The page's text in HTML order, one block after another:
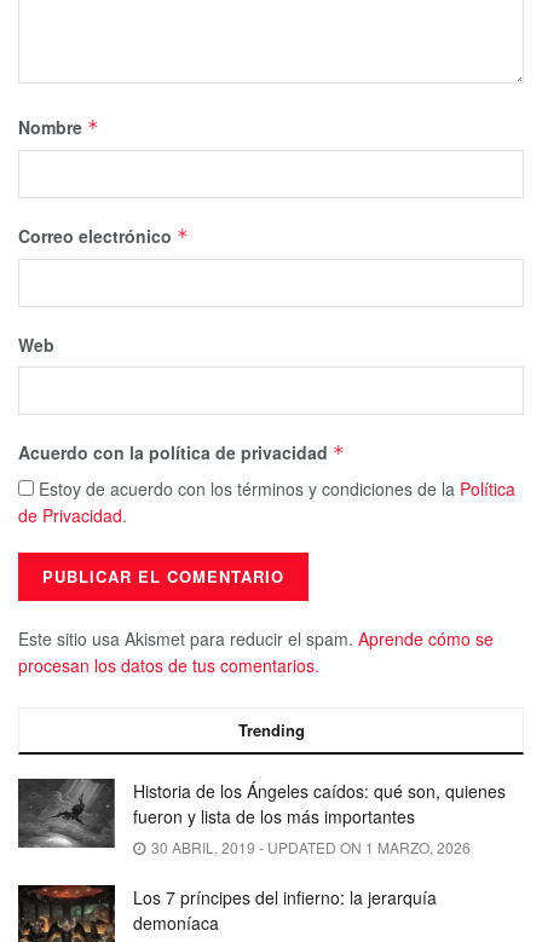
Nombre *
Correo electrónico *
Web
Acuerdo con la política de privacidad *
Estoy de acuerdo con los términos y condiciones de la Política
de Privacidad.
Este sitio usa Akismet para reducir el spam. Aprende cómo se
procesan los datos de tus comentarios.
Trending
Historia de los Ángeles caídos: qué son, quienes
fueron y lista de los más importantes
30 ABRIL, 2019 - UPDATED ON 1 MARZO, 2026
Los 7 príncipes del infierno: la jerarquía
demoníaca